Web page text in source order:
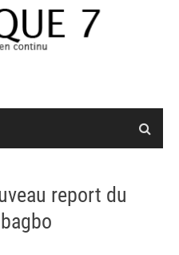
report du